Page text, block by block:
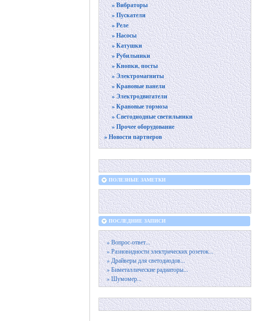
» Вибраторы
» Пускатели
» Реле
» Насосы
» Катушки
» Рубильники
» Кнопки, посты
» Электромагниты
» Крановые панели
» Электродвигатели
» Крановые тормоза
» Светодиодные светильники
» Прочее оборудование
» Новости партнеров
ПОЛЕЗНЫЕ ЗАМЕТКИ
ПОСЛЕДНИЕ ЗАПИСИ
» Вопрос-ответ...
» Разновидности электрических розеток...
» Драйверы для светодиодов...
» Биметаллические радиаторы...
» Шумомер...